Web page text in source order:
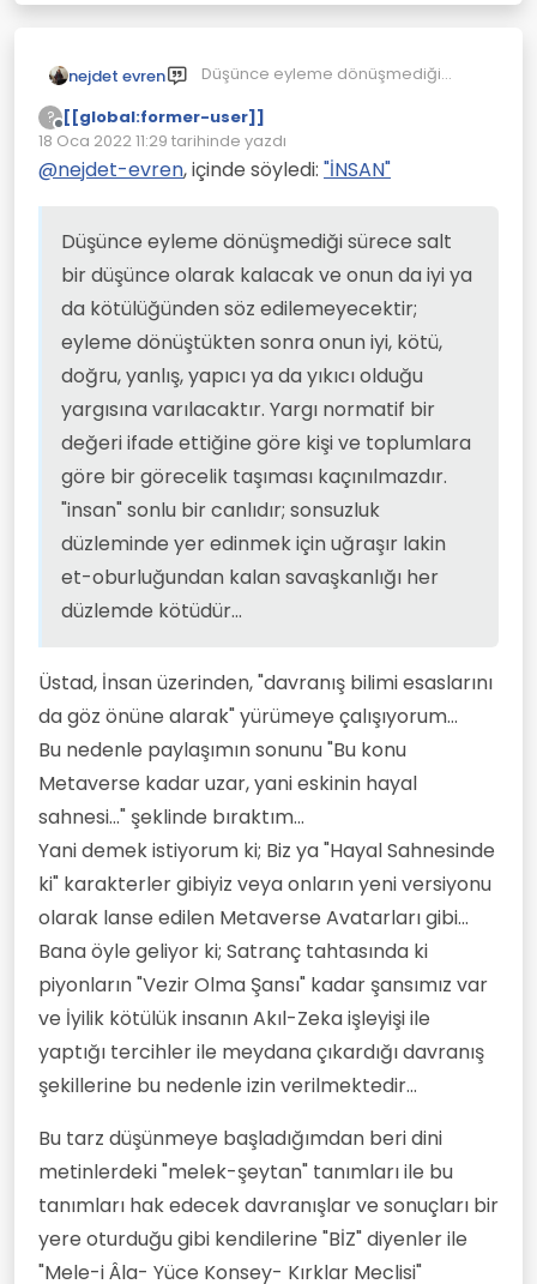
nejdet evren
Düşünce eyleme dönüşmediği
kalacak ve onun da iyi ya da
kötülüğünden söz edilemeyecektir;
eyleme önüştükten sonra onun iyi,
kötü, doğru, yanlış, yapıcı ya da yıkıcı
normatif bir değeri ifade ettiğine
göre kişi ve toplumlara göre bir
görecelik taşıması kaçınılmazdır.
"insan" sonlu bir canlıdır; sonsuzluk
düzleminde yer edinmek için uğraşır
lakin et-oburluğundan kalan
savaşkanlığı her düzlemde kötüdür.
?
Çevrimdışı
[[global:former-user]]
18 Oca 2022 11:29 tarihinde yazdı
Son düzenleyen:
@nejdet-evren, içinde söyledi: "İNSAN"
Düşünce eyleme dönüşmediği sürece salt
bir düşünce olarak kalacak ve onun da iyi ya
da kötülüğünden söz edilemeyecektir;
eyleme dönüştükten sonra onun iyi, kötü,
doğru, yanlış, yapıcı ya da yıkıcı olduğu
yargısına varılacaktır. Yargı normatif bir
değeri ifade ettiğine göre kişi ve toplumlara
göre bir görecelik taşıması kaçınılmazdır.
"insan" sonlu bir canlıdır; sonsuzluk
düzleminde yer edinmek için uğraşır lakin
et-oburluğundan kalan savaşkanlığı her
düzlemde kötüdür...
Üstad, İnsan üzerinden, "davranış bilimi esaslarını
da göz önüne alarak" yürümeye çalışıyorum...
Bu nedenle paylaşımın sonunu "Bu konu
Metaverse kadar uzar, yani eskinin hayal
sahnesi..." şeklinde bıraktım...
Yani demek istiyorum ki; Biz ya "Hayal Sahnesinde
ki" karakterler gibiyiz veya onların yeni versiyonu
olarak lanse edilen Metaverse Avatarları gibi...
Bana öyle geliyor ki; Satranç tahtasında ki
piyonların "Vezir Olma Şansı" kadar şansımız var
ve İyilik kötülük insanın Akıl-Zeka işleyişi ile
yaptığı tercihler ile meydana çıkardığı davranış
şekillerine bu nedenle izin verilmektedir...
Bu tarz düşünmeye başladığımdan beri dini
metinlerdeki "melek-şeytan" tanımları ile bu
tanımları hak edecek davranışlar ve sonuçları bir
yere oturduğu gibi kendilerine "BİZ" diyenler ile
"Mele-i Âla- Yüce Konsey- Kırklar Meclisi"